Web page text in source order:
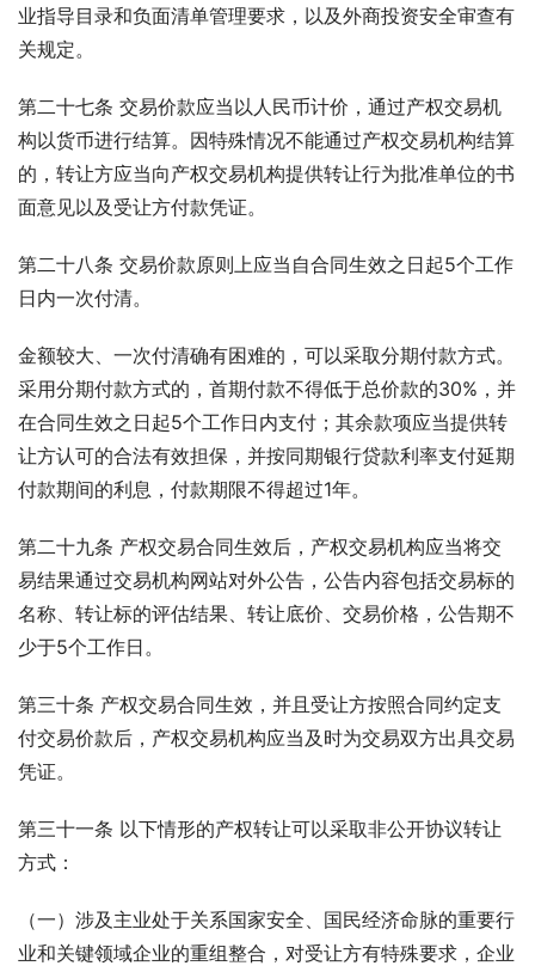
业指导目录和负面清单管理要求，以及外商投资安全审查有
关规定。
第二十七条 交易价款应当以人民币计价，通过产权交易机
构以货币进行结算。因特殊情况不能通过产权交易机构结算
的，转让方应当向产权交易机构提供转让行为批准单位的书
面意见以及受让方付款凭证。
第二十八条 交易价款原则上应当自合同生效之日起5个工作
日内一次付清。
金额较大、一次付清确有困难的，可以采取分期付款方式。
采用分期付款方式的，首期付款不得低于总价款的30%，并
在合同生效之日起5个工作日内支付；其余款项应当提供转
让方认可的合法有效担保，并按同期银行贷款利率支付延期
付款期间的利息，付款期限不得超过1年。
第二十九条 产权交易合同生效后，产权交易机构应当将交
易结果通过交易机构网站对外公告，公告内容包括交易标的
名称、转让标的评估结果、转让底价、交易价格，公告期不
少于5个工作日。
第三十条 产权交易合同生效，并且受让方按照合同约定支
付交易价款后，产权交易机构应当及时为交易双方出具交易
凭证。
第三十一条 以下情形的产权转让可以采取非公开协议转让
方式：
（一）涉及主业处于关系国家安全、国民经济命脉的重要行
业和关键领域企业的重组整合，对受让方有特殊要求，企业